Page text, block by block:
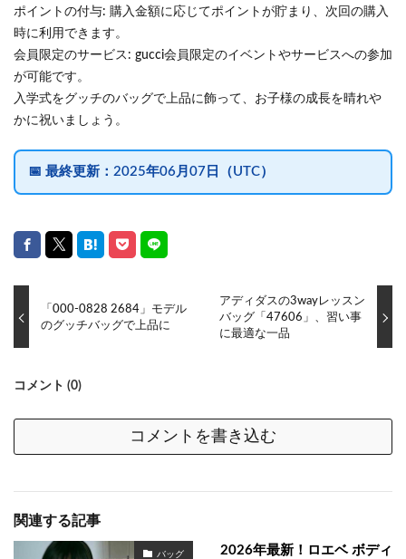
ポイントの付与: 購入金額に応じてポイントが貯まり、次回の購入
時に利用できます。
会員限定のサービス: gucci会員限定のイベントやサービスへの参加
が可能です。
入学式をグッチのバッグで上品に飾って、お子様の成長を晴れや
かに祝いましょう。
📅 最終更新： 2025年06月07日（UTC）
「000-0828 2684」モデル
のグッチバッグで上品に
アディダスの3wayレッスン
バッグ「47606」、習い事
に最適な一品
コメント (0)
コメントを書き込む
関連する記事
バッグ
2026年最新！ロエベ ボディ